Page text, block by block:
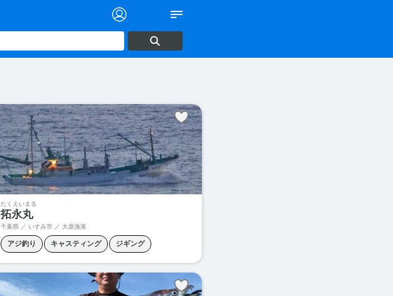
たくえいまる
拓永丸
千葉県 ／ いすみ市 ／ 大原漁港
アジ釣り キャスティング ジギング
スロージギング タイカブラ テンヤマダイ
ヒラメ釣り ボートシーバス